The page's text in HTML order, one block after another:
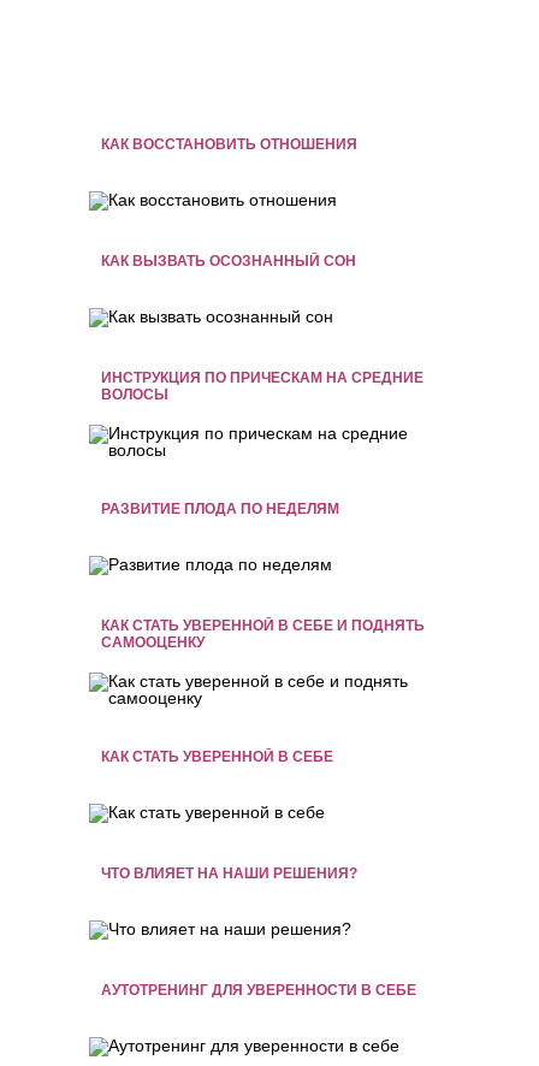
КАК ВОССТАНОВИТЬ ОТНОШЕНИЯ
КАК ВЫЗВАТЬ ОСОЗНАННЫЙ СОН
ИНСТРУКЦИЯ ПО ПРИЧЕСКАМ НА СРЕДНИЕ
ВОЛОСЫ
РАЗВИТИЕ ПЛОДА ПО НЕДЕЛЯМ
КАК СТАТЬ УВЕРЕННОЙ В СЕБЕ И ПОДНЯТЬ
САМООЦЕНКУ
КАК СТАТЬ УВЕРЕННОЙ В СЕБЕ
ЧТО ВЛИЯЕТ НА НАШИ РЕШЕНИЯ?
АУТОТРЕНИНГ ДЛЯ УВЕРЕННОСТИ В СЕБЕ